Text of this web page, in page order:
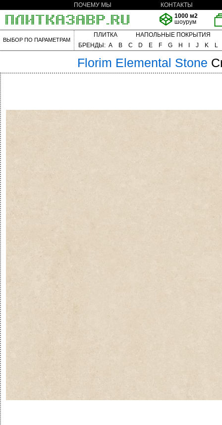
ПОЧЕМУ МЫ
КОНТАКТЫ
1000 м2
шоурум
ВЫБОР ПО ПАРАМЕТРАМ
ПЛИТКА
НАПОЛЬНЫЕ ПОКРЫТИЯ
БРЕНДЫ: A B C D E F G H J K L
Florim Elemental Stone